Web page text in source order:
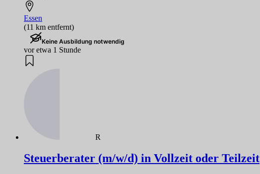
Essen
(11 km entfernt)
Keine Ausbildung notwendig
vor etwa 1 Stunde
R
Steuerberater (m/w/d) in Vollzeit oder Teilzeit